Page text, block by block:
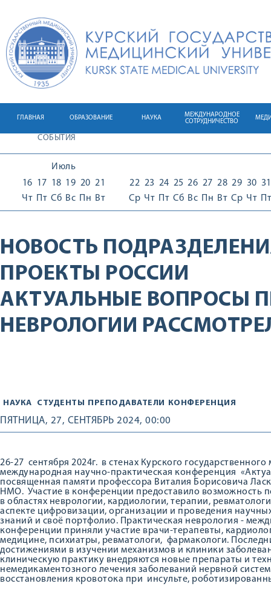
ГЛАВНАЯ ОБРАЗОВАНИЕ НАУКА
МЕЖДУНАРОДНОЕ
СОТРУДНИЧЕСТВО
СОБЫТИЯ
Июль
16
Чт
17
Пт
18
Сб
19
Вс
20
Пн
21
Вт
22
Ср
23
Чт
24
Пт
25
Сб
26
Вс
27
Пн
28
Вт
29
Ср
30
Чт
31
Пт
НОВОСТЬ
ПРОЕКТЫ РОССИИ
АКТУАЛЬНЫЕ ВОПРОСЫ
НЕВРОЛОГИИ
НАУКА СТУДЕНТЫ ПРЕПОДАВАТЕЛИ КОНФЕРЕНЦИЯ
ПЯТНИЦА, 27, СЕНТЯБРЬ 2024, 00:00
26-27 сентября 2024г. в стенах Курского
международная научно-практическая конференция
посвященная памяти профессора Виталия Борисовича
НМО. Участие в конференции предоставило возможность
в областях неврологии, кардиологии, терапии,
аспекте цифровизации, организации и проведения
знаний и своё портфолио. Практическая неврология -
конференции приняли участие врачи-терапевты,
медицине, психиатры, ревматологи, фармакологи.
достижениями в изучении механизмов и клиники
клиническую практику внедряются новые препараты и
немедикаментозного лечения заболеваний нервной
восстановления кровотока при инсульте,